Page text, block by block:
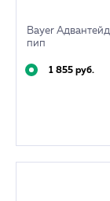
Bayer
пип
1 855 руб.